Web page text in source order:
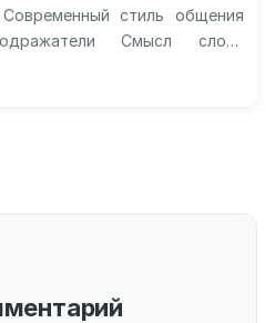
стиль общения
Смысл слова